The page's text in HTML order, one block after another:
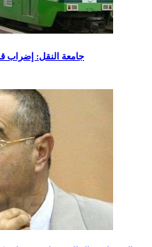
جامعة النقل: إضراب قطاع النقل